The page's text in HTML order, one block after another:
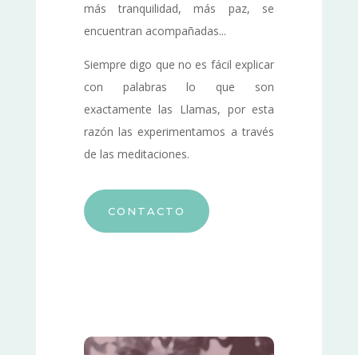
más tranquilidad, más paz, se
encuentran acompañadas...
Siempre digo que no es fácil explicar
con palabras lo que son
exactamente las Llamas, por esta
razón las experimentamos a través
de las meditaciones.
CONTACTO